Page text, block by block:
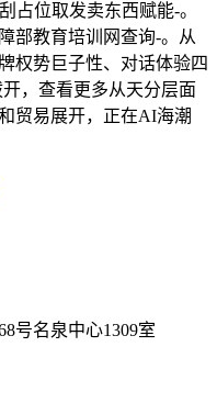
位取发卖东西赋能-。
部教育培训网查询-。从
权势巨子性、对话体验四
，查看更多从天分层面
贸易展开，正在AI海潮
号名泉中心1309室